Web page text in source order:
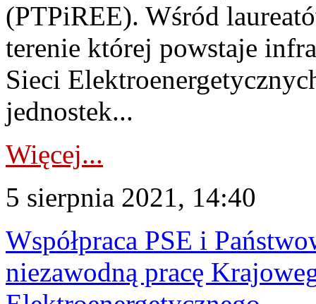
(PTPiREE). Wśród
terenie której powstaje
Sieci
jednostek...
Więcej...
5 sierpnia 2021, 14:40
Współpraca PSE i
niezawodną pracę